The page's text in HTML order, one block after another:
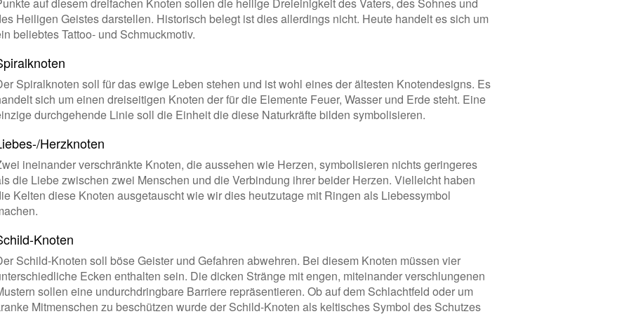
Heiligen Geistes darstellen. Historisch belegt ist dies allerdings nicht. Heute handelt es sich um
beliebtes Tattoo- und Schmuckmotiv.
Spiralknoten soll für das ewige Leben stehen und ist wohl eines der ältesten Knotendesigns. Es
sich um einen dreiseitigen Knoten der für die Elemente Feuer, Wasser und Erde steht. Eine
durchgehende Linie soll die Einheit die diese Naturkräfte bilden symbolisieren.
Herzknoten
ineinander verschränkte Knoten, die aussehen wie Herzen, symbolisieren nichts geringeres
die Liebe zwischen zwei Menschen und die Verbindung ihrer beider Herzen. Vielleicht haben
Kelten diese Knoten ausgetauscht wie wir dies heutzutage mit Ringen als Liebessymbol
Knoten
Schild-Knoten soll böse Geister und Gefahren abwehren. Bei diesem Knoten müssen vier
Ecken enthalten sein. Die dicken Stränge mit engen, miteinander verschlungenen
sollen eine undurchdringbare Barriere repräsentieren. Ob auf dem Schlachtfeld oder um
Mitmenschen zu beschützen wurde der Schild-Knoten als keltisches Symbol des Schutzes